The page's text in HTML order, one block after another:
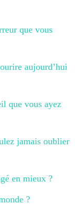
que vous
aujourd’hui
que vous ayez
jamais oublier
en mieux ?
?